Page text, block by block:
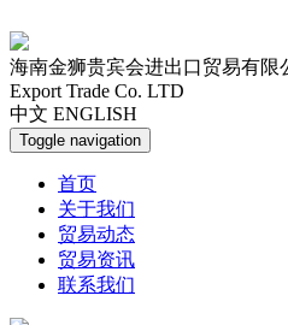
海南金狮贵宾会进出口贸易有限
Export Trade Co. LTD
中文 ENGLISH
Toggle navigation
首页
关于我们
贸易动态
贸易资讯
联系我们